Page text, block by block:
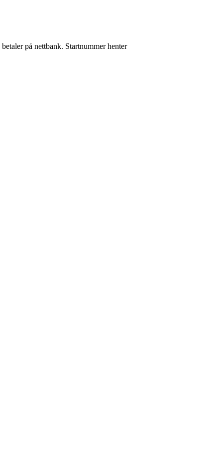
på nettbank. Startnummer henter